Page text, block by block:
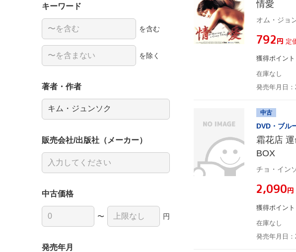
情愛
オム・ジョ
¥792円 定
獲得ポイン
在庫なし
発売年月日
中古
DVD・ブル
霜花店
BOX
¥2,090円
獲得ポイン
在庫なし
発売年月日
キーワード
を含む
を除く
著者・作者
販売会社/出版社（メーカー）
中古価格
〜 円
発売年月